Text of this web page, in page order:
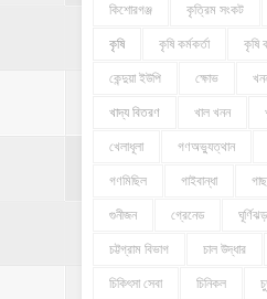
কিশোরগঞ্জ কৃত্রিম সংকট
কৃষি কৃষি কর্মকর্তা কৃষি
কেন্দুয়া ইউপি ক্ষোভ
খাদ্য বিতরণ খাল খনন
খেলাধূলা গণঅভ্যুত্থান
গণমিছিল গাইবান্ধা
গুনীজন গ্রেনেড ঘূর্ণিঝড়
চট্টগ্রাম বিভাগ চাল উদ্ধার
চিকিৎসা সেবা চিনিকল